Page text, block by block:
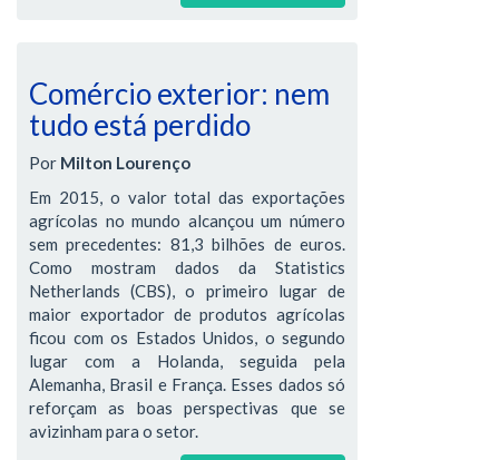
Comércio exterior: nem
tudo está perdido
Por Milton Lourenço
Em 2015, o valor total das exportações
agrícolas no mundo alcançou um número
sem precedentes: 81,3 bilhões de euros.
Como mostram dados da Statistics
Netherlands (CBS), o primeiro lugar de
maior exportador de produtos agrícolas
ficou com os Estados Unidos, o segundo
lugar com a Holanda, seguida pela
Alemanha, Brasil e França. Esses dados só
reforçam as boas perspectivas que se
avizinham para o setor.